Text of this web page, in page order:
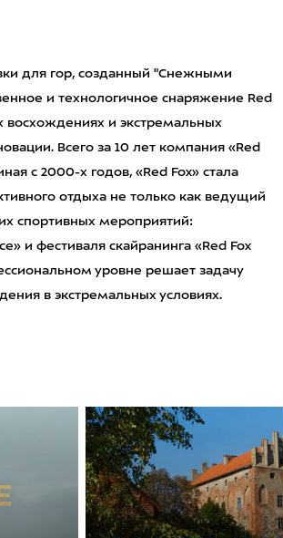
для гор, созданный "Снежными
и технологичное снаряжение Red
восхождениях и экстремальных
Всего за 10 лет компания «Red
с 2000-х годов, «Red Fox» стала
отдыха не только как ведущий
спортивных мероприятий:
и фестиваля скайранинга «Red Fox
уровне решает задачу
в экстремальных условиях.